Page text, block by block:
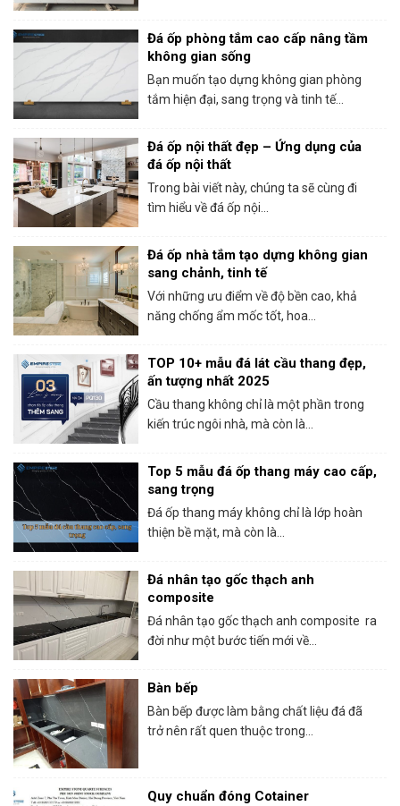
Đá ốp phòng tắm cao cấp nâng tầm
không gian sống
Bạn muốn tạo dựng không gian phòng
tắm hiện đại, sang trọng và tinh tế...
Đá ốp nội thất đẹp – Ứng dụng của
đá ốp nội thất
Trong bài viết này, chúng ta sẽ cùng đi
tìm hiểu về đá ốp nội...
Đá ốp nhà tắm tạo dựng không gian
sang chảnh, tinh tế
Với những ưu điểm về độ bền cao, khả
năng chống ẩm mốc tốt, hoa...
TOP 10+ mẫu đá lát cầu thang đẹp,
ấn tượng nhất 2025
Cầu thang không chỉ là một phần trong
kiến trúc ngôi nhà, mà còn là...
Top 5 mẫu đá ốp thang máy cao cấp,
sang trọng
Đá ốp thang máy không chỉ là lớp hoàn
thiện bề mặt, mà còn là...
Đá nhân tạo gốc thạch anh
composite
Đá nhân tạo gốc thạch anh composite ra
đời như một bước tiến mới về...
Bàn bếp
Bàn bếp được làm bằng chất liệu đá đã
trở nên rất quen thuộc trong...
Quy chuẩn đóng Cotainer